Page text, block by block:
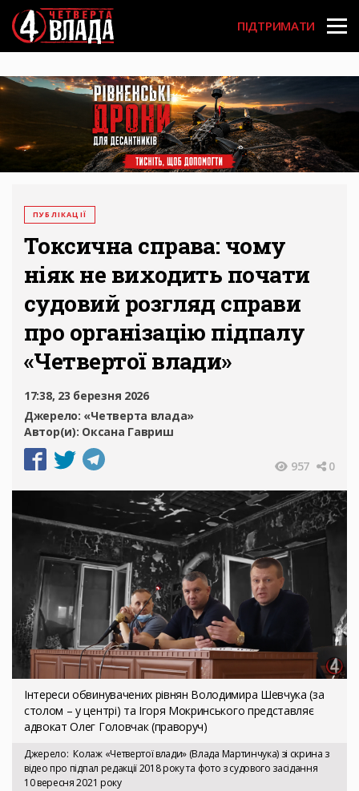
Перейти
до
основного
вмісту
User
account
menu
ПІДТРИМАТИ
ПУБЛІКАЦІЇ
Токсична справа: чому
ніяк не виходить почати
судовий розгляд справи
про організацію підпалу
«Четвертої влади»
17:38, 23 березня 2026
Джерело: «Четверта влада»
Автор(и): Оксана Гавриш
957 0
Інтереси обвинувачених рівнян Володимира Шевчука (за
столом – у центрі) та Ігоря Мокринського представляє
адвокат Олег Головчак (праворуч)
Джерело Колаж «Четвертої влади» (Влада Мартинчука) зі скрина з
відео про підпал редакції 2018 року та фото з судового засідання
10 вересня 2021 року